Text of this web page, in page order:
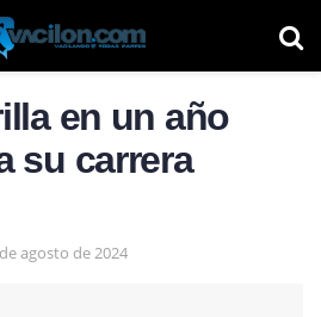
en un año
su carrera
agosto de 2024